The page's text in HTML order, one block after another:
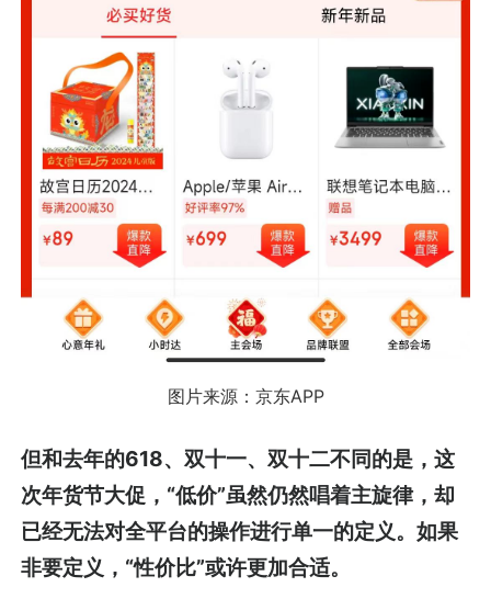
图片来源：京东APP
但和去年的618、双十一、双十二不同的是，这
次年货节大促，“低价”虽然仍然唱着主旋律，却
已经无法对全平台的操作进行单一的定义。如果
非要定义，“性价比”或许更加合适。